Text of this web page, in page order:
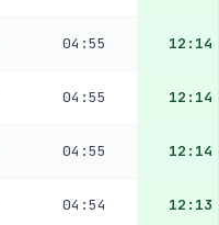
04:55 12:14
04:55 12:14
04:55 12:14
04:54 12:13